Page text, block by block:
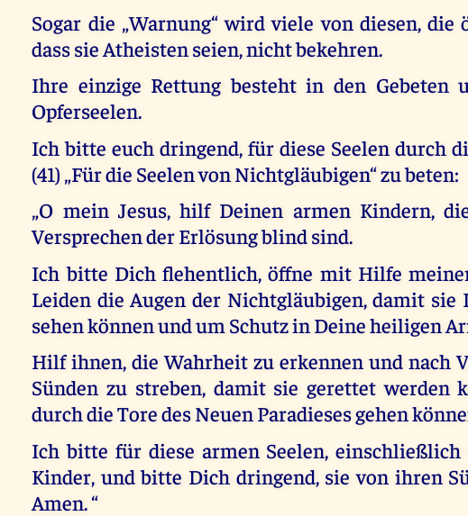
Sogar die „Warnung“ wird viele von diesen,
dass sie Atheisten seien, nicht bekehren.
Ihre einzige Rettung besteht in den Gebeten
Opferseelen.
Ich bitte euch dringend, für diese Seelen durch
(41) „Für die Seelen von Nichtgläubigen“ zu beten:
„O mein Jesus, hilf Deinen armen Kindern,
Versprechen der Erlösung blind sind.
Ich bitte Dich flehentlich, öffne mit Hilfe
Leiden die Augen der Nichtgläubigen, damit sie
sehen können und um Schutz in Deine heiligen
Hilf ihnen, die Wahrheit zu erkennen und nach
Sünden zu streben, damit sie gerettet werden
durch die Tore des Neuen Paradieses gehen
Ich bitte für diese armen Seelen, einschließlich
Kinder, und bitte Dich dringend, sie von ihren
Amen. “